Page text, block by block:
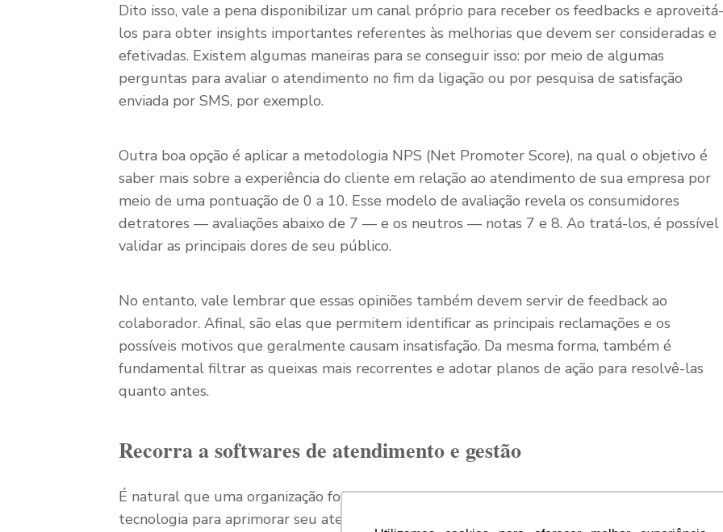
Dito isso, vale a pena disponibilizar um canal próprio para receber os feedbacks e aproveitá-
los para obter insights importantes referentes às melhorias que devem ser consideradas e
efetivadas. Existem algumas maneiras para se conseguir isso: por meio de algumas
perguntas para avaliar o atendimento no fim da ligação ou por pesquisa de satisfação
enviada por SMS, por exemplo.
Outra boa opção é aplicar a metodologia NPS (Net Promoter Score), na qual o objetivo é
saber mais sobre a experiência do cliente em relação ao atendimento de sua empresa por
meio de uma pontuação de 0 a 10. Esse modelo de avaliação revela os consumidores
detratores — avaliações abaixo de 7 — e os neutros — notas 7 e 8. Ao tratá-los, é possível
validar as principais dores de seu público.
No entanto, vale lembrar que essas opiniões também devem servir de feedback ao
colaborador. Afinal, são elas que permitem identificar as principais reclamações e os
possíveis motivos que geralmente causam insatisfação. Da mesma forma, também é
fundamental filtrar as queixas mais recorrentes e adotar planos de ação para resolvê-las
quanto antes.
Recorra a softwares de atendimento e gestão
É natural que uma organização focada em resultados adote algumas soluções em
tecnologia para aprimorar seu atendimento ao cliente. Nesse sentido, uma